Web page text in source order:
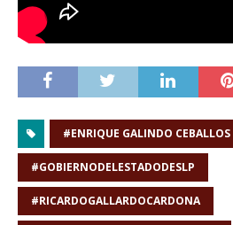
#ENRIQUE GALINDO CEBALLOS
#GOBIERNODELESTADODESLP
#RICARDOGALLARDOCARDONA